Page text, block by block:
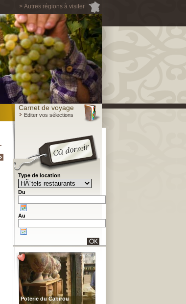
> Autres régions à visiter
Carnet de voyage
Editer vos sélections
Type de location
Du
Au
Poterie du Cabirou